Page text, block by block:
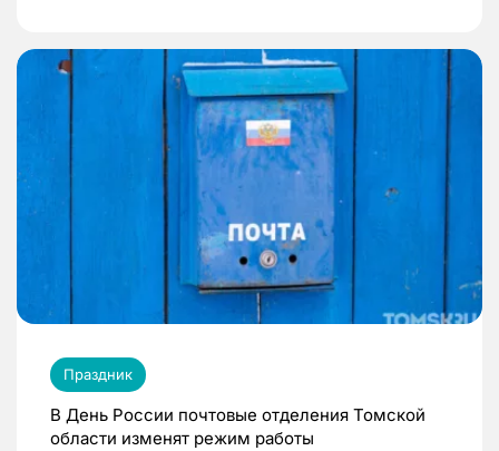
Праздник
В День России почтовые отделения Томской
области изменят режим работы